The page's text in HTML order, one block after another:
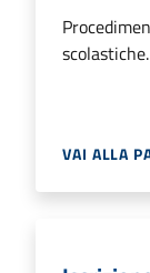
scolastiche.
VAI ALLA